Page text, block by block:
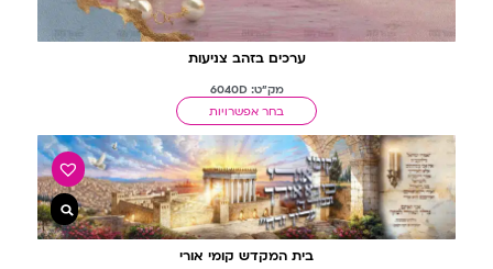
ערכים בזהב צניעות
מק"ט: 6040D
בחר אפשרויות
בית המקדש קומי אורי